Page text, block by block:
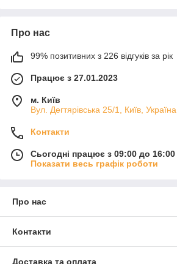
Про нас
99% позитивних з 226 відгуків за рік
Працює з 27.01.2023
м. Київ
Вул. Дегтярівська 25/1, Київ, Україна
Контакти
Сьогодні працює з 09:00 до 16:00
Показати весь графік роботи
Про нас
Контакти
Доставка та оплата